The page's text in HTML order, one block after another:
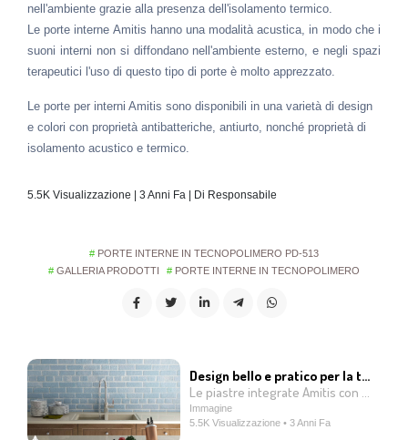
nell'ambiente grazie alla presenza dell'isolamento termico.
Le porte interne Amitis hanno una modalità acustica, in modo che i
suoni interni non si diffondano nell'ambiente esterno, e negli spazi
terapeutici l'uso di questo tipo di porte è molto apprezzato.
Le porte per interni Amitis sono disponibili in una varietà di design
e colori con proprietà antibatteriche, antiurto, nonché proprietà di
isolamento acustico e termico.
5.5K Visualizzazione | 3 Anni Fa | Di Responsabile
PORTE INTERNE IN TECNOPOLIMERO PD-513
GALLERIA PRODOTTI
PORTE INTERNE IN TECNOPOLIMERO
Design bello e pratico per la tua cucina
Le piastre integrate Amitis con lavello integrato sono uno dei prodotti di qualità e commerciabili della nostra azienda. Queste piastre sono prodotte in un unico pezzo utilizzando una tecnologia di produzione avanzata e, a differenza di altri prodotti, il lavello non è installato separatamente dalla piastra. Piuttosto, la piastra e il lavello vengono prodotti in modo integrato e consegnati ai clienti in un unico pezzo. Questa caratteristica unica comporta l'assenza di scanalature e giunture tra la piastra e il lavello, che rende il ritorno dell'acqua all'interno del lavello facilmente indirizzato verso le condutture fognarie e prevenendo la creazione di zone cutanee per i batteri. Inoltre, queste piastre sono dotate di antibatterico compatibile con qualsiasi tipo di detersivo. Ciò significa che è possibile utilizzare qualsiasi tipo di detergente domestico per lavare lo schermo e il lavello senza preoccuparsi dei suoi effetti sulla superficie dello schermo e del lavello. Scegliendo le piastre integrate Amitis con lavello integrato, oltre a creare una cucina bella e leggera, avrai nella tua cucina servizi igienici migliori, che consentiranno agli utenti di lavorare nella loro cucina in modo semplice e agevole.
Immagine
5.5K Visualizzazione • 3 Anni Fa